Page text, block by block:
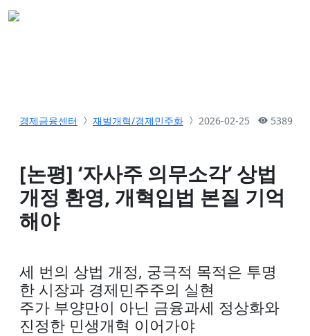
경제금융센터 재벌개혁/경제민주화 2026-02-25 5389
[논평] ‘자사주 의무소각’ 상법
개정 환영, 개혁입법 본질 기억
해야
세 번의 상법 개정, 궁극적 목적은 투명
한 시장과 경제민주주의 실현
주가 부양만이 아닌 금융과세 정상화와
진정한 민생개혁 이어가야